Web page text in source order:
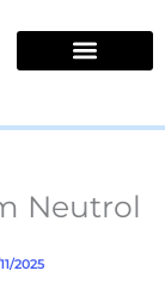
Neutrol
2025